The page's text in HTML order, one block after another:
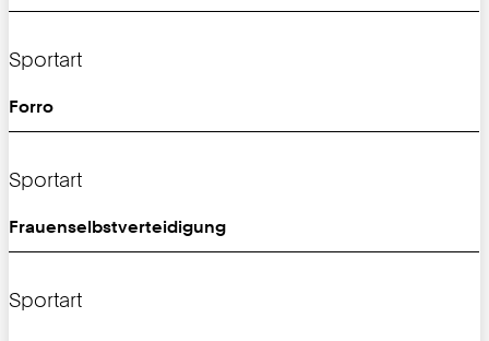
Sportart
Forro
Sportart
Frauenselbstverteidigung
Sportart